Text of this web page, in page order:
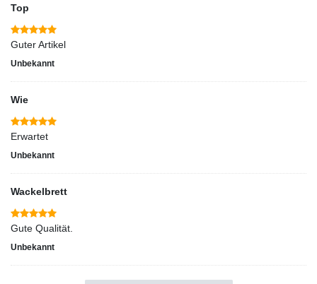
Top
Guter Artikel
Unbekannt
Wie
Erwartet
Unbekannt
Wackelbrett
Gute Qualität.
Unbekannt